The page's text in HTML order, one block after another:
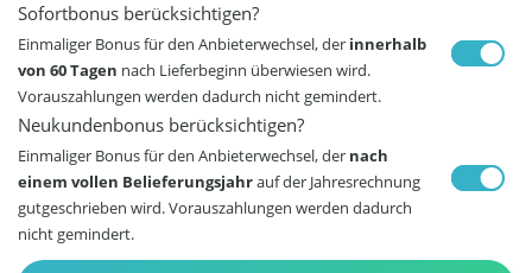
Sofortbonus berücksichtigen?
Einmaliger Bonus für den Anbieterwechsel, der innerhalb
von 60 Tagen nach Lieferbeginn überwiesen wird.
Vorauszahlungen werden dadurch nicht gemindert.
Neukundenbonus berücksichtigen?
Einmaliger Bonus für den Anbieterwechsel, der nach
einem vollen Belieferungsjahrauf der Jahresrechnung
gutgeschrieben wird. Vorauszahlungen werden dadurch
nicht gemindert.